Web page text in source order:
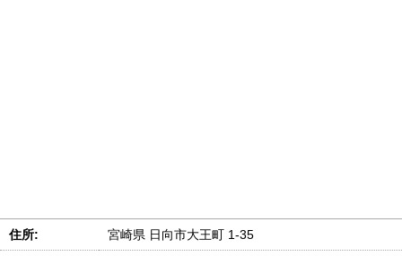
住所: 宮崎県 日向市大王町 1-35